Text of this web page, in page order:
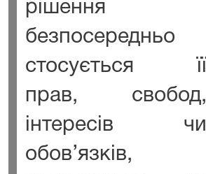
рішення
безпосередньо
стосується її
прав, свобод,
інтересів чи
обов’язків,